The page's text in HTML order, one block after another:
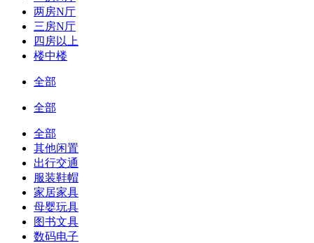
两房N厅
三房N厅
四房以上
楼中楼
全部
全部
全部
其他闲置
出行交通
服装鞋帽
家居家具
母婴玩具
图书文具
数码电子